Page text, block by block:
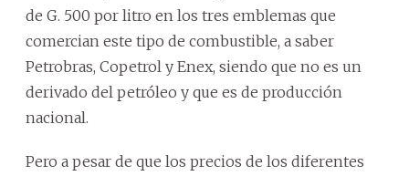
de G. 500 por litro en los tres emblemas que
comercian este tipo de combustible, a saber
Petrobras, Copetrol y Enex, siendo que no es un
derivado del petróleo y que es de producción
nacional.
Pero a pesar de que los precios de los diferentes